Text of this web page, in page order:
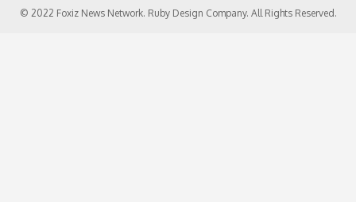
© 2022 Foxiz News Network. Ruby Design Company. All Rights Reserved.